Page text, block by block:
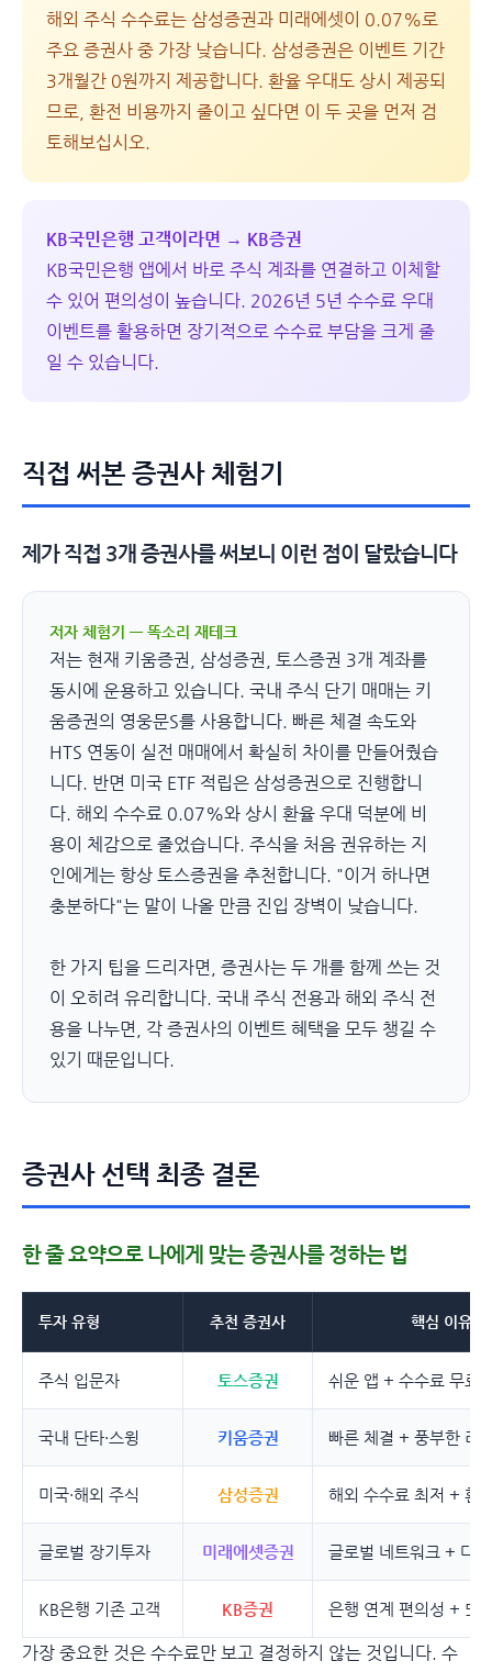
해외 주식 수수료는 삼성증권과 미래에셋이 0.07%로
주요 증권사 중 가장 낮습니다. 삼성증권은 이벤트 기간
3개월간 0원까지 제공합니다. 환율 우대도 상시 제공되
므로, 환전 비용까지 줄이고 싶다면 이 두 곳을 먼저 검
토해보십시오.
KB국민은행 고객이라면 → KB증권
KB국민은행 앱에서 바로 주식 계좌를 연결하고 이체할
수 있어 편의성이 높습니다. 2026년 5년 수수료 우대
이벤트를 활용하면 장기적으로 수수료 부담을 크게 줄
일 수 있습니다.
직접 써본 증권사 체험기
제가 직접 3개 증권사를 써보니 이런 점이 달랐습니다
저자 체험기 — 똑소리 재테크
저는 현재 키움증권, 삼성증권, 토스증권 3개 계좌를
동시에 운용하고 있습니다. 국내 주식 단기 매매는 키
움증권의 영웅문S를 사용합니다. 빠른 체결 속도와
HTS 연동이 실전 매매에서 확실히 차이를 만들어줬습
니다. 반면 미국 ETF 적립은 삼성증권으로 진행합니
다. 해외 수수료 0.07%와 상시 환율 우대 덕분에 비
용이 체감으로 줄었습니다. 주식을 처음 권유하는 지
인에게는 항상 토스증권을 추천합니다. "이거 하나면
충분하다"는 말이 나올 만큼 진입 장벽이 낮습니다.
한 가지 팁을 드리자면, 증권사는 두 개를 함께 쓰는 것
이 오히려 유리합니다. 국내 주식 전용과 해외 주식 전
용을 나누면, 각 증권사의 이벤트 혜택을 모두 챙길 수
있기 때문입니다.
증권사 선택 최종 결론
한 줄 요약으로 나에게 맞는 증권사를 정하는 법
투자 유형 추천 증권사 핵심 이유
주식 입문자 토스증권 쉬운 앱 + 수수료 무료
국내 단타·스윙 키움증권 빠른 체결 + 풍부한 리
미국·해외 주식 삼성증권 해외 수수료 최저 + 환
글로벌 장기투자 미래에셋증권 글로벌 네트워크 + 다
KB은행 기존 고객 KB증권 은행 연계 편의성 + 5
가장 중요한 것은 수수료만 보고 결정하지 않는 것입니다. 수